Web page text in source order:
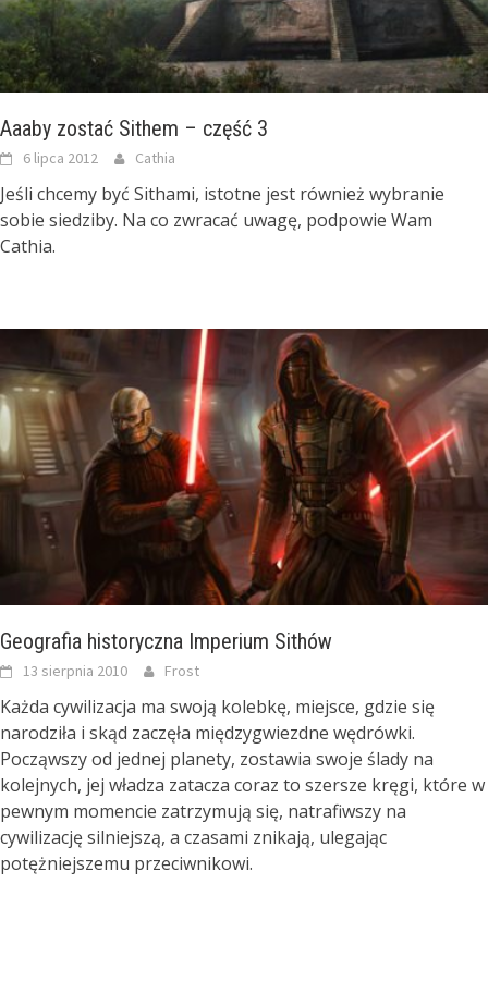
Aaaby zostać Sithem – część 3
6 lipca 2012 Cathia
Jeśli chcemy być Sithami, istotne jest również wybranie
sobie siedziby. Na co zwracać uwagę, podpowie Wam
Cathia.
Geografia historyczna Imperium Sithów
13 sierpnia 2010 Frost
Każda cywilizacja ma swoją kolebkę, miejsce, gdzie się
narodziła i skąd zaczęła międzygwiezdne wędrówki.
Począwszy od jednej planety, zostawia swoje ślady na
kolejnych, jej władza zatacza coraz to szersze kręgi, które w
pewnym momencie zatrzymują się, natrafiwszy na
cywilizację silniejszą, a czasami znikają, ulegając
potężniejszemu przeciwnikowi.